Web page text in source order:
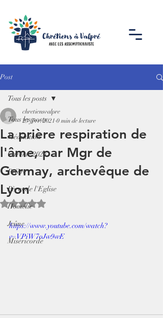
Post
Tous les posts
Méditation
Carême 2024
Prière
Pères de l'Eglise
Homélie
Jeûne
Miséricorde
Tous les posts
La prière respiration de
l'âme, par Mgr de
Germay, archevêque de
Lyon
chretiensvalpre
23 févr. 2021 0 min de lecture
Noté NaN étoiles sur 5.
https://www.youtube.com/watch?
v=VPiW7oJw9wE